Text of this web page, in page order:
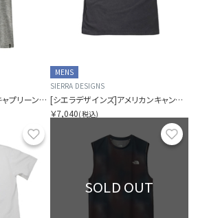
[パタゴニア]ウィメンズ・キャプリーン・クール・デイリー・シャツ(フィッツロイ・ニンバス)
MENS
SIERRA DESIGNS
[シエラデザインズ]アメリカンキャンプスタイルTシャツ
￥7,040(税込)
お気に入り
SOLD OUT